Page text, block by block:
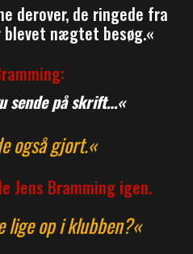
derover, de ringede fra
nægtet besøg.«
sende på skrift…«
også gjort.«
Jens Bramming igen.
lige op i klubben?«